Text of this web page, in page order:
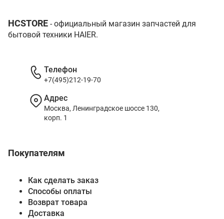
HCSTORE - официальный магазин запчастей для
бытовой техники HAIER.
Покупателям
Как сделать заказ
Способы оплаты
Возврат товара
Доставка
Телефон
+7(495)212-19-70
Адрес
Москва, Ленинградское шоссе 130,
корп. 1